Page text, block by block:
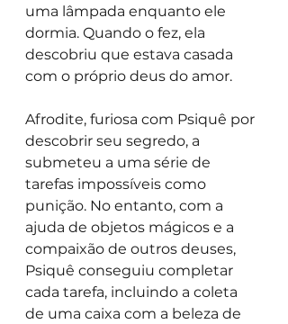
uma lâmpada enquanto ele
dormia. Quando o fez, ela
descobriu que estava casada
com o próprio deus do amor.
Afrodite, furiosa com Psiquê por
descobrir seu segredo, a
submeteu a uma série de
tarefas impossíveis como
punição. No entanto, com a
ajuda de objetos mágicos e a
compaixão de outros deuses,
Psiquê conseguiu completar
cada tarefa, incluindo a coleta
de uma caixa com a beleza de